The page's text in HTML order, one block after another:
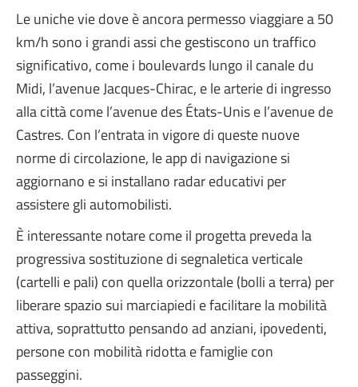
Le uniche vie dove è ancora permesso viaggiare a 50
km/h sono i grandi assi che gestiscono un traffico
significativo, come i boulevards lungo il canale du
Midi, l’avenue Jacques-Chirac, e le arterie di ingresso
alla città come l’avenue des États-Unis e l’avenue de
Castres. Con l’entrata in vigore di queste nuove
norme di circolazione, le app di navigazione si
aggiornano e si installano radar educativi per
assistere gli automobilisti.
È interessante notare come il progetta preveda la
progressiva sostituzione di segnaletica verticale
(cartelli e pali) con quella orizzontale (bolli a terra) per
liberare spazio sui marciapiedi e facilitare la mobilità
attiva, soprattutto pensando ad anziani, ipovedenti,
persone con mobilità ridotta e famiglie con
passeggini.